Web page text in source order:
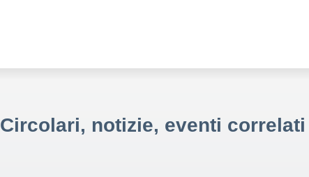
Circolari, notizie, eventi correlati